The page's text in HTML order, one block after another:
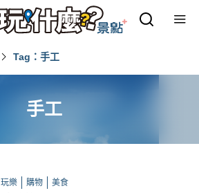
Tag：手工
手工
玩樂 購物 美食